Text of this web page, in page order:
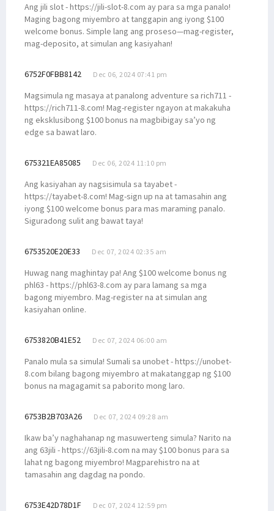
Ang jili slot - https://jili-slot-8.com ay para sa mga panalo!
Maging bagong miyembro at tanggapin ang iyong $100
welcome bonus. Simple lang ang proseso—mag-register,
mag-deposito, at simulan ang kasiyahan!
6752F0FBB8142 Dec 06, 2024 07:41 pm
Magsimula ng masaya at panalong adventure sa rich711 -
https://rich711-8.com! Mag-register ngayon at makakuha
ng eksklusibong $100 bonus na magbibigay sa’yo ng
edge sa bawat laro.
675321EA85085 Dec 06, 2024 11:10 pm
Ang kasiyahan ay nagsisimula sa tayabet -
https://tayabet-8.com! Mag-sign up na at tamasahin ang
iyong $100 welcome bonus para mas maraming panalo.
Siguradong sulit ang bawat taya!
6753520E20E33 Dec 07, 2024 02:35 am
Huwag nang maghintay pa! Ang $100 welcome bonus ng
phl63 - https://phl63-8.com ay para lamang sa mga
bagong miyembro. Mag-register na at simulan ang
kasiyahan online.
6753820B41E52 Dec 07, 2024 06:00 am
Panalo mula sa simula! Sumali sa unobet - https://unobet-
8.com bilang bagong miyembro at makatanggap ng $100
bonus na magagamit sa paborito mong laro.
6753B2B703A26 Dec 07, 2024 09:28 am
Ikaw ba’y naghahanap ng masuwerteng simula? Narito na
ang 63jili - https://63jili-8.com na may $100 bonus para sa
lahat ng bagong miyembro! Magparehistro na at
tamasahin ang dagdag na pondo.
6753E42D78D1F Dec 07, 2024 12:59 pm